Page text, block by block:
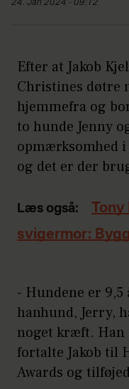
24. Jan 2024 - 09:12
Efter at Jakob
Christines døtre
hjemmefra og
to hunde Jenny
opmærksomhed
og det er der
Læs også:
Tony
svigermor:
- Hundene er 9,5
hanhund, Jerry,
noget kræft. Han
fortalte Jakob til
Awards og